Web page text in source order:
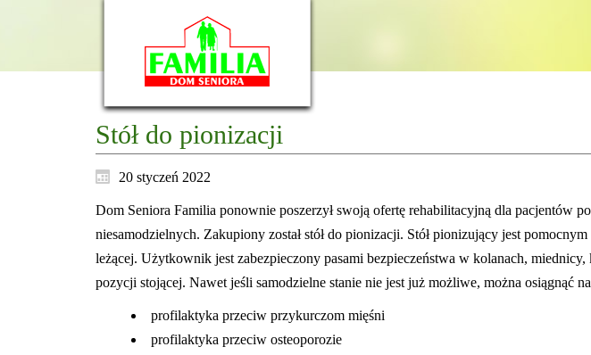
Stół do pionizacji
20 styczeń 2022
Dom Seniora Familia ponownie poszerzył swoją ofertę rehabilitacyjną dla pacjentów
niesamodzielnych. Zakupiony został stół do pionizacji. Stół pionizujący jest
leżącej. Użytkownik jest zabezpieczony pasami bezpieczeństwa w kolanach,
pozycji stojącej. Nawet jeśli samodzielne stanie nie jest już możliwe, można osiągnąć
profilaktyka przeciw przykurczom mięśni
profilaktyka przeciw osteoporozie